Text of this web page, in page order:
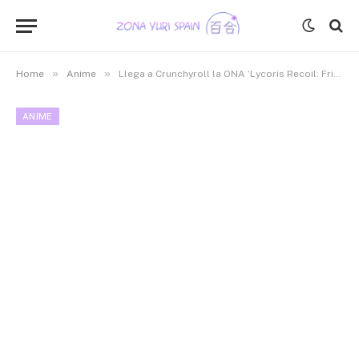
Home » Anime » Llega a Crunchyroll la ONA ‘Lycoris Recoil: Friends are thieves of time’
ANIME